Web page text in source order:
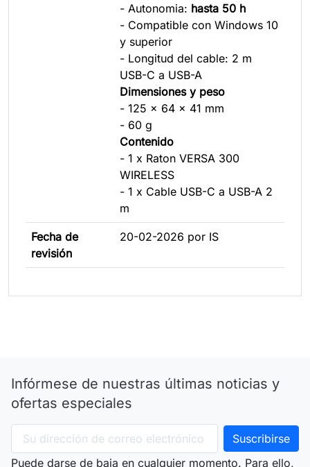
- Autonomia: hasta 50 h
- Compatible con Windows 10
y superior
- Longitud del cable: 2 m
USB-C a USB-A
Dimensiones y peso
- 125 x 64 x 41 mm
- 60 g
Contenido
- 1 x Raton VERSA 300
WIRELESS
- 1 x Cable USB-C a USB-A 2
m
Fecha de
revisión
20-02-2026 por IS
Infórmese de nuestras últimas noticias y
ofertas especiales
Puede darse de baja en cualquier momento. Para ello,